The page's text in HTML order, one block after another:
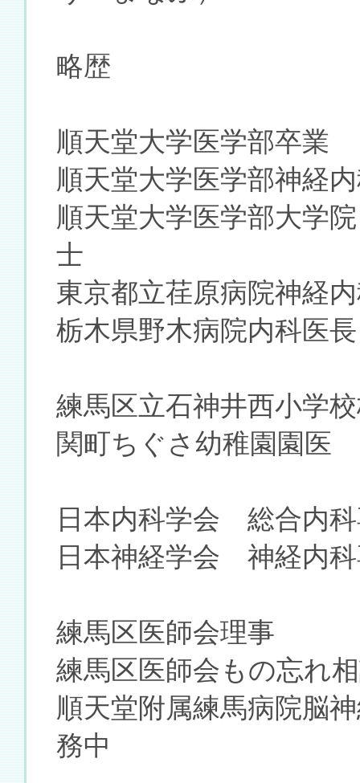
略歴
順天堂大学医学部卒業
順天堂大学医学部神経
順天堂大学医学部大学
士
東京都立荏原病院神経
栃木県野木病院内科医長
練馬区立石神井西小学
関町ちぐさ幼稚園園医
日本内科学会 総合内
日本神経学会 神経内
練馬区医師会理事
練馬区医師会もの忘れ
順天堂附属練馬病院脳
務中